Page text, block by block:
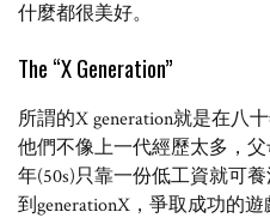
什麼都很美好。
The “X Generation”
所謂的X generation就是在八
他們不像上一代經歷太多，
年(50s)只靠一份低工資就可
到generationX，爭取成功的遊